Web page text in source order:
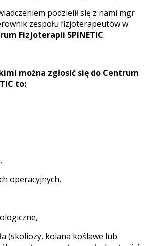
podzielił się z nami mgr
zespołu fizjoterapeutów w
Fizjoterapii SPINETIC.
można zgłosić się do Centrum
to:
operacyjnych,
(skoliozy, kolana koślawe lub